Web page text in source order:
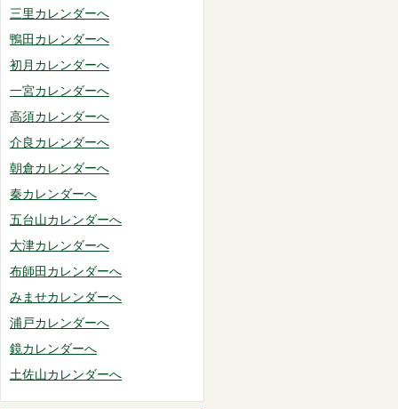
三里カレンダーへ
鴨田カレンダーへ
初月カレンダーへ
一宮カレンダーへ
高須カレンダーへ
介良カレンダーへ
朝倉カレンダーへ
秦カレンダーへ
五台山カレンダーへ
大津カレンダーへ
布師田カレンダーへ
みませカレンダーへ
浦戸カレンダーへ
鏡カレンダーへ
土佐山カレンダーへ